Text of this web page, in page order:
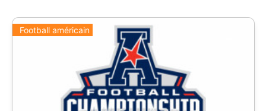
Football américain